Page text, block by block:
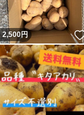
2,500円